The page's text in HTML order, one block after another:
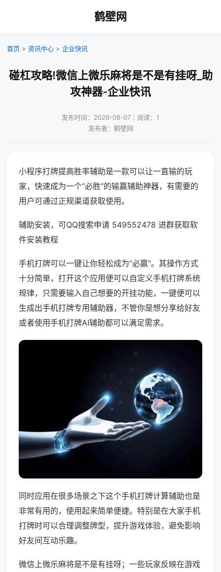
鹤壁网
首页 > 资讯中心 > 企业快讯
碰杠攻略!微信上微乐麻将是不是有挂呀_助
攻神器-企业快讯
发布时间：2026-08-07｜阅读：1
发布者：鹤壁网
小程序打牌提高胜率辅助是一款可以让一直输的玩
家，快速成为一个“必胜”的输赢辅助神器，有需要的
用户可通过正规渠道获取使用。
辅助安装，可QQ搜索申请 549552478 进群获取软
件安装教程
手机打牌可以一键让你轻松成为“必赢”。其操作方式
十分简单，打开这个应用便可以自定义手机打牌系统
规律，只需要输入自己想要的开挂功能，一键便可以
生成出手机打牌专用辅助器，不管你是想分享给好友
或者使用手机打牌AI辅助都可以满足需求。
同时应用在很多场景之下这个手机打牌计算辅助也是
非常有用的，使用起来简单便捷。特别是在大家手机
打牌时可以合理调整牌型，提升游戏体验，避免影响
好友间互动乐趣。
微信上微乐麻将是不是有挂呀；一些玩家反映在游戏